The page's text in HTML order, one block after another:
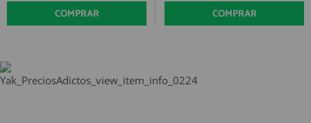
COMPRAR COMPRAR